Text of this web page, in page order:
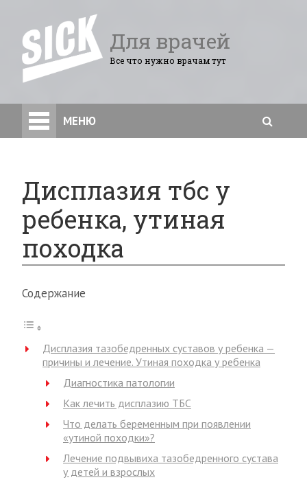
Для врачей
Все что нужно врачам тут
МЕНЮ
Дисплазия тбс у
ребенка, утиная
походка
Содержание
Дисплазия тазобедренных суставов у ребенка —
причины и лечение. Утиная походка у ребенка
Диагностика патологии
Как лечить дисплазию ТБС
Что делать беременным при появлении
«утиной походки»?
Лечение подвывиха тазобедренного сустава
у детей и взрослых